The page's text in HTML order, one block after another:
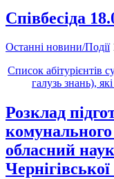
Співбесіда
Останні новини/Події
Список абітурієнтів
галузь знань),
Розклад
обласний